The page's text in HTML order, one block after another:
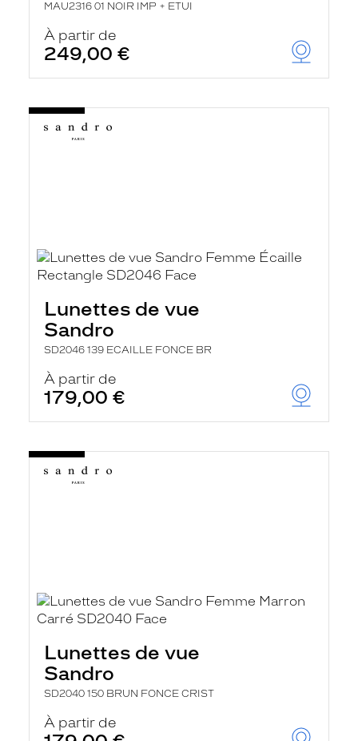
MAU2316 01 NOIR IMP + ETUI
À partir de
249,00 €
Lunettes de vue
Sandro
SD2046 139 ECAILLE FONCE BR
À partir de
179,00 €
Lunettes de vue
Sandro
SD2040 150 BRUN FONCE CRIST
À partir de